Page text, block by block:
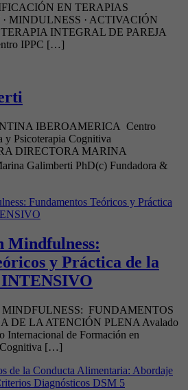
EN TERAPIAS
MINDULNESS · ACTIVACIÓN
INTEGRAL DE PAREJA
IPPC […]
IBEROAMERICA Centro
y Psicoterapia Cognitiva
DIRECTORA MARINA
Galimberti PhD(c) Fundadora &
Mindfulness:
y Práctica de la
FUNDAMENTOS
DE LA ATENCIÓN PLENA Avalado
Internacional de Formación en
Cognitiva […]